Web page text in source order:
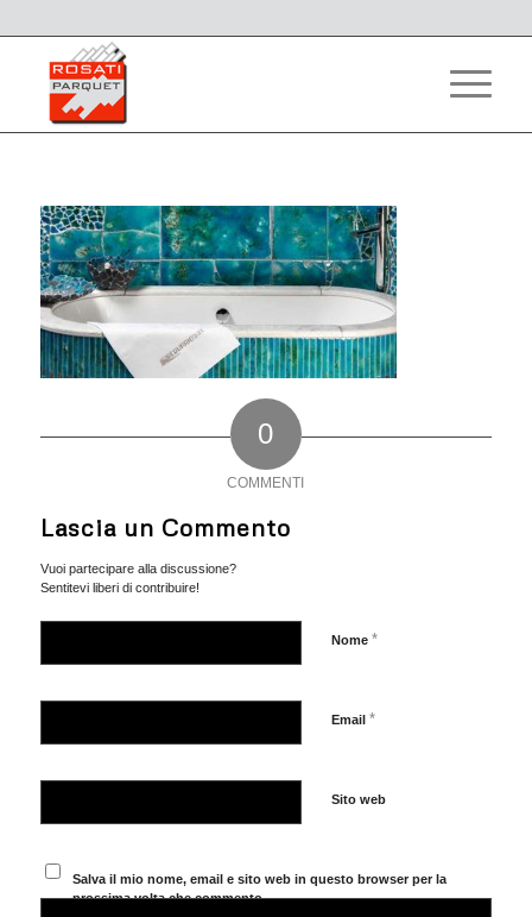
0
COMMENTI
Lascia un Commento
Vuoi partecipare alla discussione?
Sentitevi liberi di contribuire!
Nome *
Email *
Sito web
Salva il mio nome, email e sito web in questo browser per la
prossima volta che commento.